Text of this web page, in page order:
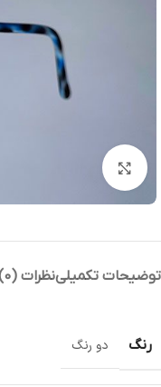
توضیحات تکمیلینظرات (0)
رنگ دو رنگ